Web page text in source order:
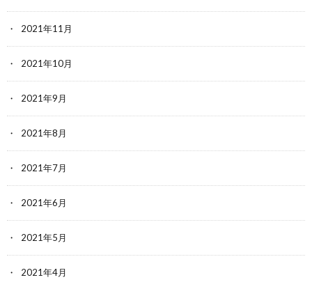
2021年11月
2021年10月
2021年9月
2021年8月
2021年7月
2021年6月
2021年5月
2021年4月